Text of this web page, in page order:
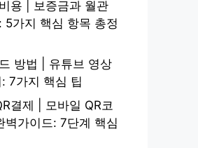
용 | 보증금과 월관
5가지 핵심 항목 총정
방법 | 유튜브 영상
7가지 핵심 팁
결제 | 모바일 QR코
벽가이드: 7단계 핵심